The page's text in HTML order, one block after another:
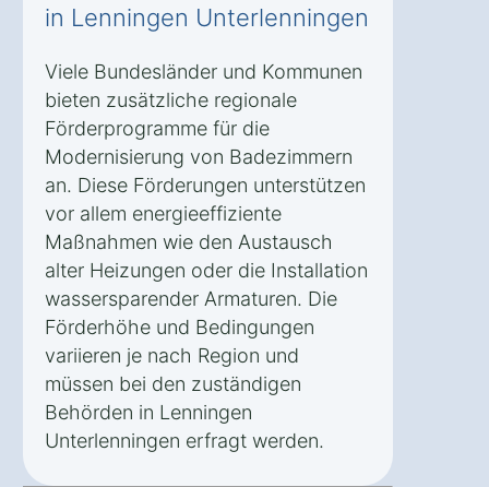
in Lenningen Unterlenningen
Viele Bundesländer und Kommunen
bieten zusätzliche regionale
Förderprogramme für die
Modernisierung von Badezimmern
an. Diese Förderungen unterstützen
vor allem energieeffiziente
Maßnahmen wie den Austausch
alter Heizungen oder die Installation
wassersparender Armaturen. Die
Förderhöhe und Bedingungen
variieren je nach Region und
müssen bei den zuständigen
Behörden in Lenningen
Unterlenningen erfragt werden.